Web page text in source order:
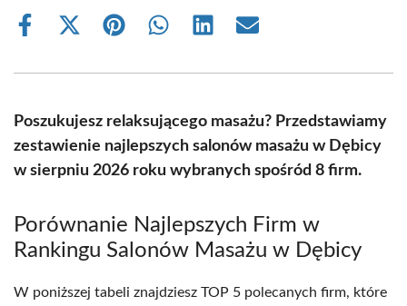
Share
Share
(Twitter)
Share Share Share Share
Poszukujesz relaksującego masażu? Przedstawiamy
zestawienie najlepszych salonów masażu w Dębicy
w sierpniu 2026 roku wybranych spośród 8 firm.
Porównanie Najlepszych Firm w
Rankingu Salonów Masażu w Dębicy
W poniższej tabeli znajdziesz TOP 5 polecanych firm, które